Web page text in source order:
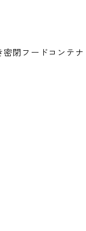
密閉フードコンテナ